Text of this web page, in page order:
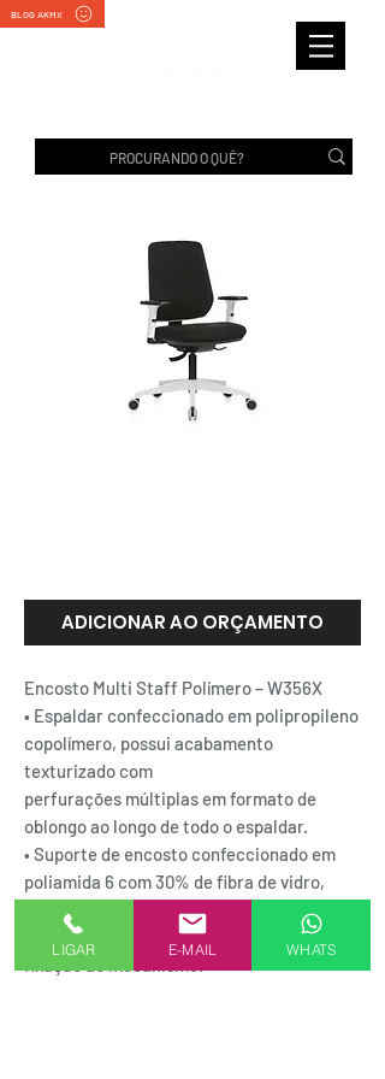
BLOG AKMX
ADICIONAR AO ORÇAMENTO
Encosto Multi Staff Polímero – W356X
• Espaldar confeccionado em polipropileno
copolímero, possui acabamento
texturizado com
perfurações múltiplas em formato de
oblongo ao longo de todo o espaldar.
• Suporte de encosto confeccionado em
poliamida 6 com 30% de fibra de vidro,
possui
acabamento texturizado e porcas para
LIGAR E-MAIL WHATS